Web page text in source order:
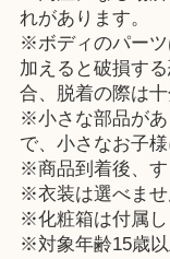
れがあります。
※ボディのパーツ
加えると破損す
合、脱着の際は十
※小さな部品が
で、小さなお子
※商品到着後、す
※衣装は選べませ
※化粧箱は付属し
※対象年齢15歳以